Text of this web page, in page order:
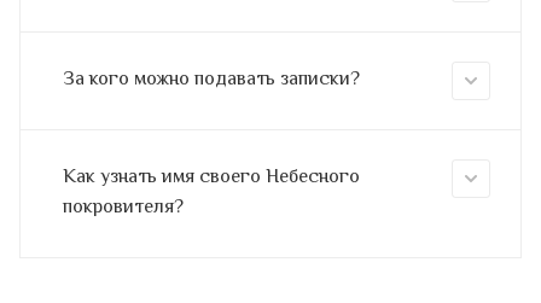
За кого можно подавать записки?
Как узнать имя своего Небесного
покровителя?